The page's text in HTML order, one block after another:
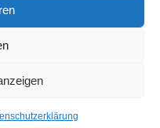
WordPress